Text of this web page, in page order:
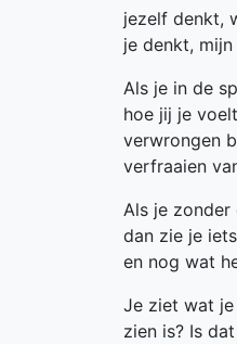
jezelf denkt,
je denkt,
Als je in de
hoe jij je
verwrongen
verfraaien
Als je zonder
dan zie je
en nog wat
Je ziet wat
zien is? Is